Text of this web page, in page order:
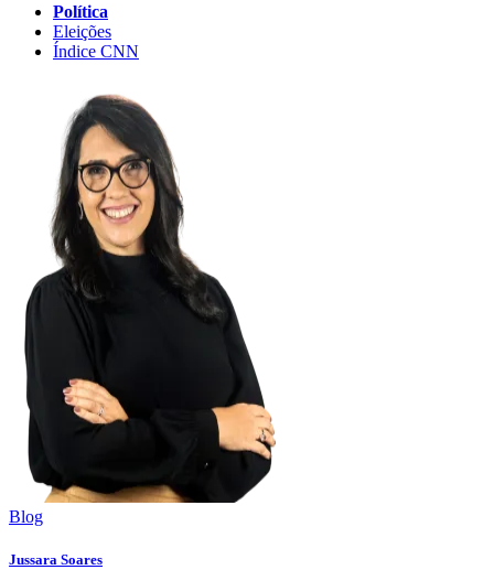
Política
Eleições
Índice CNN
Blog
Jussara Soares